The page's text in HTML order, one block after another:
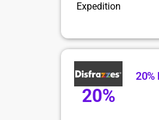
Expedition
20%
20%